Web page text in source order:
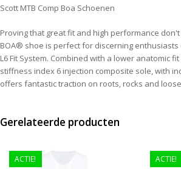
Scott MTB Comp Boa Schoenen
Proving that great fit and high performance don't
BOA® shoe is perfect for discerning
L6 Fit System. Combined with a lower anatomic
stiffness index 6 injection composite sole, with
offers fantastic traction on roots, rocks and
Gerelateerde producten
ACTIE! ACTIE!